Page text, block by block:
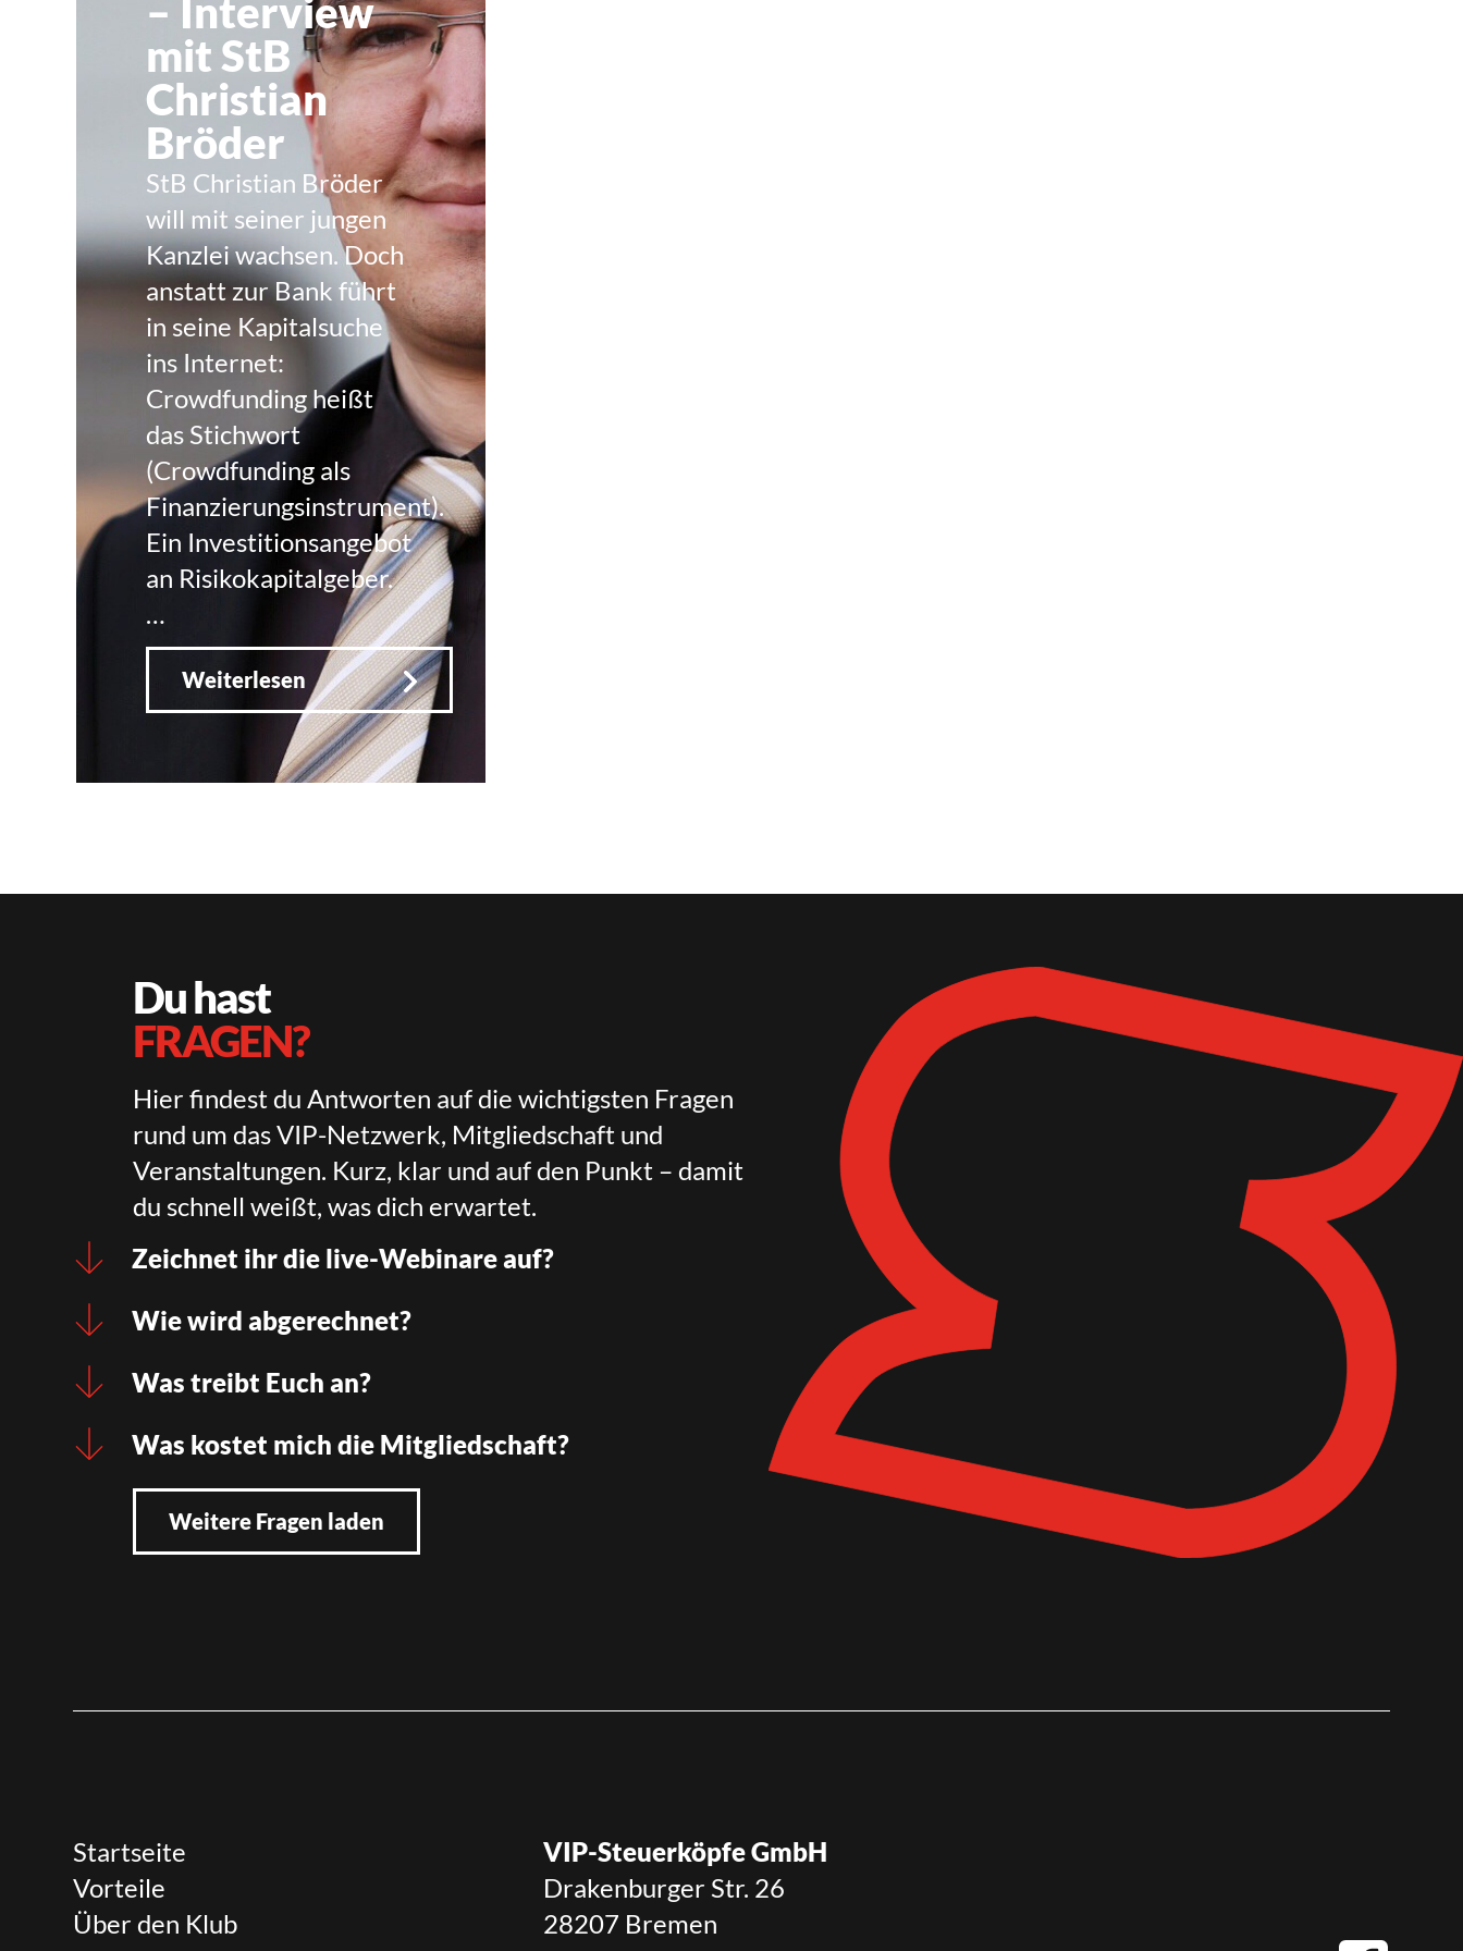
– Interview
mit StB
Christian
Bröder
StB Christian Bröder
will mit seiner jungen
Kanzlei wachsen. Doch
anstatt zur Bank führt
in seine Kapitalsuche
ins Internet:
Crowdfunding heißt
das Stichwort
(Crowdfunding als
Finanzierungsinstrument).
Ein Investitionsangebot
an Risikokapitalgeber.
…
Weiterlesen
Du hast
FRAGEN?
Hier findest du Antworten auf die wichtigsten Fragen
rund um das VIP-Netzwerk, Mitgliedschaft und
Veranstaltungen. Kurz, klar und auf den Punkt – damit
du schnell weißt, was dich erwartet.
Zeichnet ihr die live-Webinare auf?
Wie wird abgerechnet?
Was treibt Euch an?
Was kostet mich die Mitgliedschaft?
Weitere Fragen laden
Startseite
Vorteile
Über den Klub
VIP-Steuerköpfe GmbH
Drakenburger Str. 26
28207 Bremen